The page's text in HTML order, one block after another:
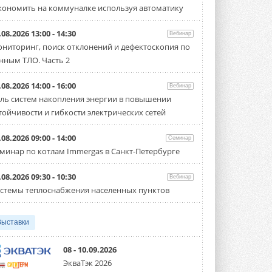
стартует уже в сентябре 2026 года ...
«Русклимат» укрепляет
партнёрство за Уралом
Президент Омского землячества в
Москве Михаил Тимошенко посетил
31 ИЮЛЯ 2026
Carrier модернизирует
флагманский чиллер AquaEdge
Чиллер получил новую версию,
работающую на хладагенте R1234ze ...
Mitsubishi расширяет
направление систем
охлаждения для ЦОД
США запретили использование
иностранных инверторов
на коммуналке используя автоматику
13:00 - 14:30 Вебинар
поиск отклонений и дефектоскопия по
ТЛО. Часть 2
14:00 - 16:00 Вебинар
систем накопления энергии в повышении
и гибкости электрических сетей
09:00 - 14:00 Семинар
по котлам Immergas в Санкт-Петербурге
09:30 - 10:30 Вебинар
теплоснабжения населенных пунктов
08 - 10.09.2026
ЭкваТэк 2026